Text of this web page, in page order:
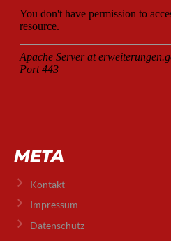
META
Kontakt
Impressum
Datenschutz